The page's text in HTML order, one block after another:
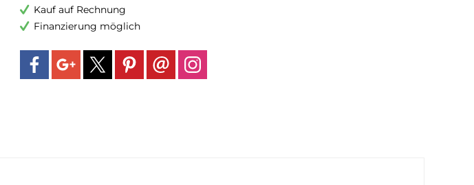
Kauf auf Rechnung
Finanzierung möglich